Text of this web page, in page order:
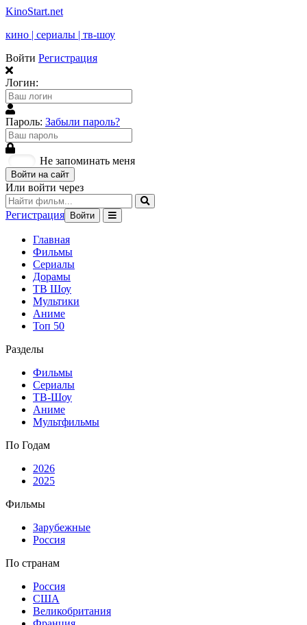
KinoStart.net
кино | сериалы | тв-шоу
Войти Регистрация
Логин:
Пароль: Забыли пароль?
Не запоминать меня
Войти на сайт
Или войти через
Регистрация Войти
Главная
Фильмы
Сериалы
Дорамы
ТВ Шоу
Мультики
Аниме
Топ 50
Разделы
Фильмы
Сериалы
ТВ-Шоу
Аниме
Мультфильмы
По Годам
2026
2025
Фильмы
Зарубежные
Россия
По странам
Россия
США
Великобритания